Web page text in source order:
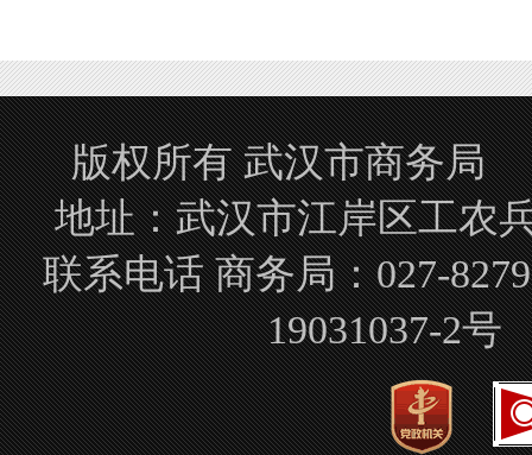
版权所有 武汉市商务局
地址：武汉市江岸区工
联系电话 商务局：027-
19031037-2号